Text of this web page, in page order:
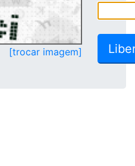
[trocar imagem]